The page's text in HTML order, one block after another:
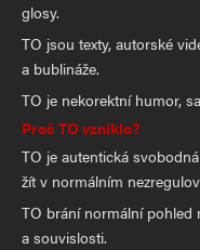
glosy.
TO jsou texty, autorské
a bublináže.
TO je nekorektní humor,
Proč TO vzniklo?
TO je autentická
žít v normálním
TO brání normální pohled
a souvislosti.